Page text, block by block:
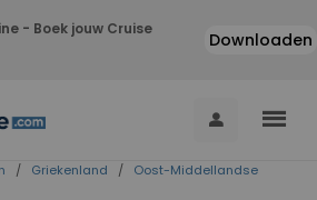
- Boek jouw Cruise
Downloaden
person menu
/ Griekenland / Oost-Middellandse